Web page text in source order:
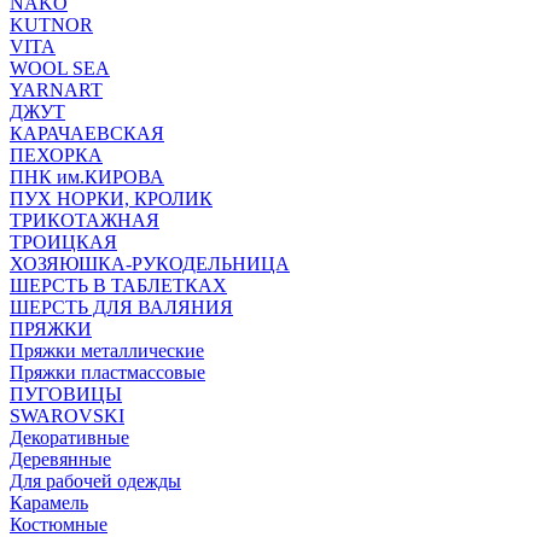
KUTNOR
VITA
WOOL SEA
YARNART
ДЖУТ
КАРАЧАЕВСКАЯ
ПЕХОРКА
ПНК им.КИРОВА
ПУХ НОРКИ, КРОЛИК
ТРИКОТАЖНАЯ
ТРОИЦКАЯ
ХОЗЯЮШКА-РУКОДЕЛЬНИЦА
ШЕРСТЬ В ТАБЛЕТКАХ
ШЕРСТЬ ДЛЯ ВАЛЯНИЯ
ПРЯЖКИ
Пряжки металлические
Пряжки пластмассовые
ПУГОВИЦЫ
SWAROVSKI
Декоративные
Деревянные
Для рабочей одежды
Карамель
Костюмные